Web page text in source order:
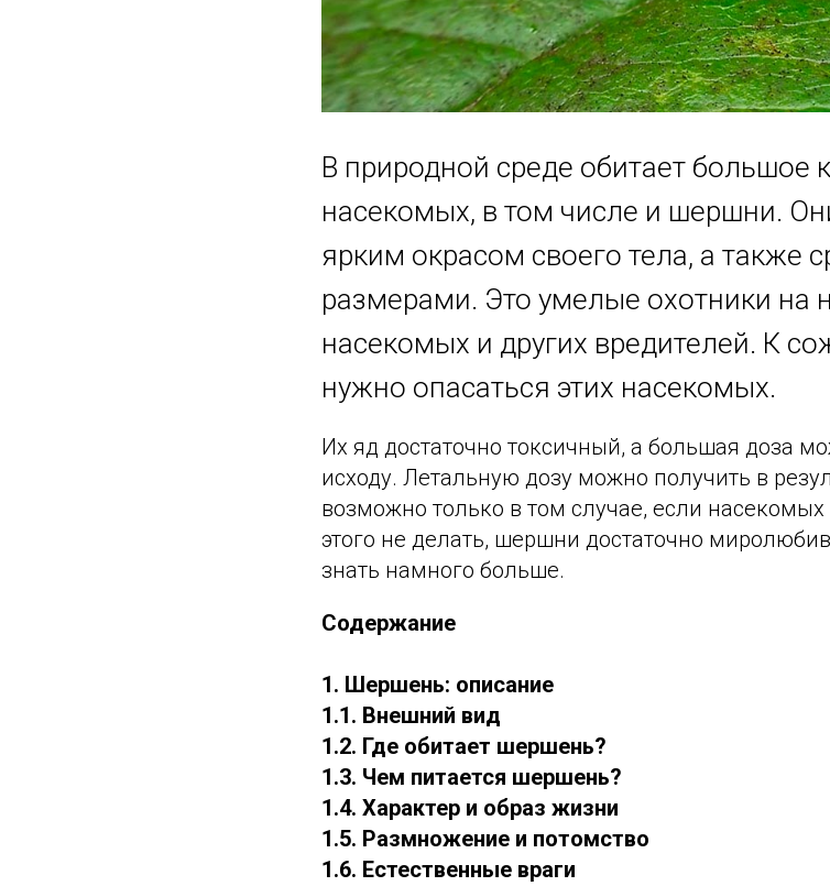
В природной среде обитает большое
насекомых, в том числе и шершни.
ярким окрасом своего тела, а также
размерами. Это умелые охотники на
насекомых и других вредителей. К
нужно опасаться этих насекомых.
Их яд достаточно токсичный, а большая доза
исходу. Летальную дозу можно получить в
возможно только в том случае, если насекомых
этого не делать, шершни достаточно
знать намного больше.
Содержание
1. Шершень: описание
1.1. Внешний вид
1.2. Где обитает шершень?
1.3. Чем питается шершень?
1.4. Характер и образ жизни
1.5. Размножение и потомство
1.6. Естественные враги